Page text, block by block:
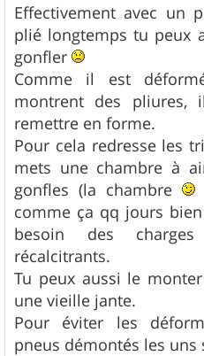
Effectivement avec un
plié longtemps tu peux
gonfler
Comme il est
montrent des
remettre en forme.
Pour cela redresse les
mets une chambre à
gonfles (la chambre
comme ça qq jours
besoin des
récalcitrants.
Tu peux aussi le
une vieille jante.
Pour éviter les
pneus démontés les uns